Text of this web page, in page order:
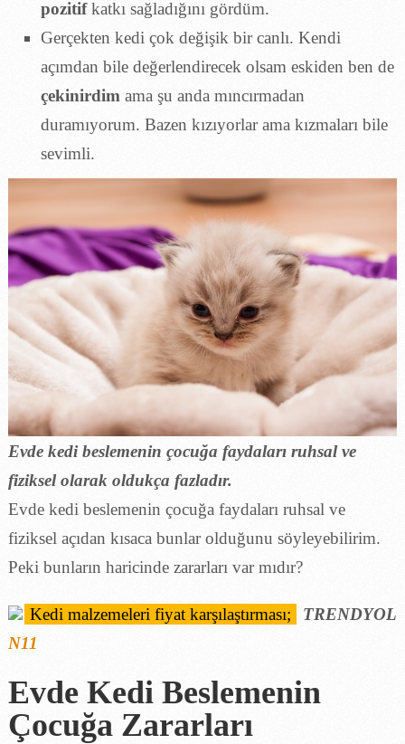
pozitifkatkı sağladığını gördüm.
Gerçekten kedi çok değişik bir canlı. Kendi
açımdan bile değerlendirecek olsam eskiden ben de
çekinirdimama şu anda mıncırmadan
duramıyorum. Bazen kızıyorlar ama kızmaları bile
sevimli.
Evde kedi beslemenin çocuğa faydaları ruhsal ve
fiziksel olarak oldukça fazladır.
Evde kedi beslemenin çocuğa faydaları ruhsal ve
fiziksel açıdan kısaca bunlar olduğunu söyleyebilirim.
Peki bunların haricinde zararları var mıdır?
Kedi malzemeleri fiyat karşılaştırması;
TRENDYOL
N11
Evde Kedi Beslemenin
Çocuğa Zararları